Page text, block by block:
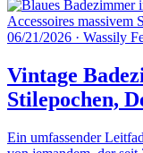
06/21/2026 · Wassily
Vintage
Stilepochen,
Ein umfassender